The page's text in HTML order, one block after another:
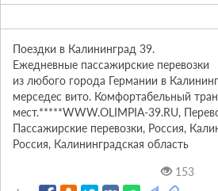
Поездки в Калининград 39.
Ежедневные пассажирские перевозки
из любого города Германии в
мерседес вито. Комфортабельный
мест.*****WWW.OLIMPIA-39.RU,
Пассажирские перевозки, Россия,
Россия, Калининградская область
153